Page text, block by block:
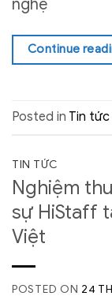
nghệ
Continue
Posted in Tin tức
TIN TỨC
Nghiệm
sự HiStaff
Việt
POSTED ON 24